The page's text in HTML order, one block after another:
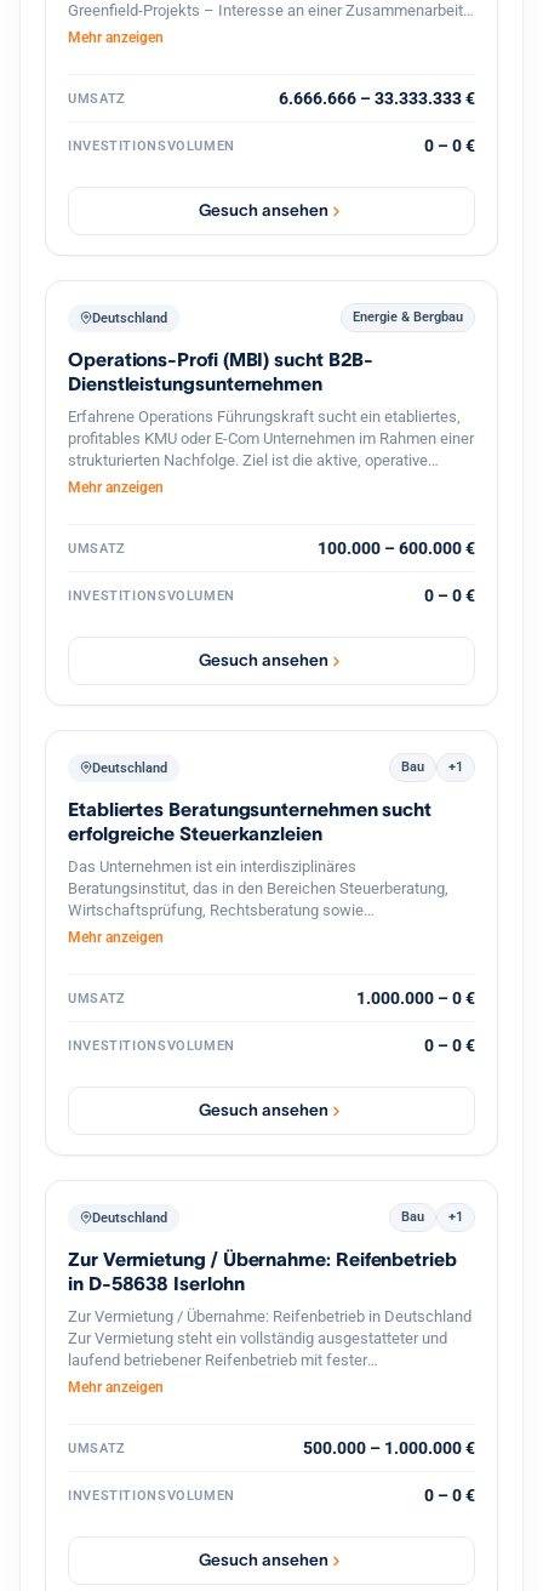
Greenfield-Projekts – Interesse an einer Zusammenarbeit?
Lassen Sie uns über Zahlen, Möglichkeiten und die
Sie nicht, mich zu kontaktieren. Bitte teilen. Danke!
Mehr anzeigen
UMSATZ 6.666.666 – 33.333.333 €
INVESTITIONSVOLUMEN 0 – 0 €
Gesuch ansehen
Deutschland Energie & Bergbau
Operations-Profi (MBI) sucht B2B-
Dienstleistungsunternehmen
Erfahrene Operations Führungskraft sucht ein etabliertes,
profitables KMU oder E-Com Unternehmen im Rahmen einer
strukturierten Nachfolge. Ziel ist die aktive, operative
Übernahme der Geschäftsführung (tätige Beteiligung), die
Prozessdigitalisierung und Skalierung
Mehr anzeigen
UMSATZ 100.000 – 600.000 €
INVESTITIONSVOLUMEN 0 – 0 €
Gesuch ansehen
Deutschland Bau +1
Etabliertes Beratungsunternehmen sucht
erfolgreiche Steuerkanzleien
Das Unternehmen ist ein interdisziplinäres
Beratungsinstitut, das in den Bereichen Steuerberatung,
Wirtschaftsprüfung, Rechtsberatung sowie
betriebswirtschaftliche Unternehmensberatung tätig ist. Es
sowie an Privatpersonen mit komplexen steuer‑ und
von rund 1 500 Mitarbeitern und einem Netzwerk von
das Haus seinen Kunden eine flächendeckende,
persönliche Betreuung vor Ort gewährleisten, wodurch das
Institut besonders gut in den dortigen Wirtschaftsraum
Mehr anzeigen
UMSATZ 1.000.000 – 0 €
INVESTITIONSVOLUMEN 0 – 0 €
Gesuch ansehen
Deutschland Bau +1
Zur Vermietung / Übernahme: Reifenbetrieb
in D-58638 Iserlohn
Zur Vermietung / Übernahme: Reifenbetrieb in Deutschland
Zur Vermietung steht ein vollständig ausgestatteter und
laufend betriebener Reifenbetrieb mit fester
Kundenstruktur und etabliertem Geschäftsbetrieb. Der
ist komplett ausgestattet und sofort betriebsbereit.
Reifenmontage und Service aller Fahrzeugtypen(LKWs
auch Lkw problemlos einfahren können Hebebühnen und
professionelles Equipment für Fahrzeuge Bestehender
Kundenstamm und laufender Geschäftsbetrieb Gute Lage
Mehr anzeigen
UMSATZ 500.000 – 1.000.000 €
INVESTITIONSVOLUMEN 0 – 0 €
Gesuch ansehen